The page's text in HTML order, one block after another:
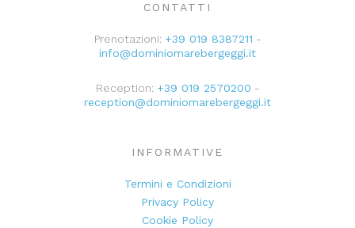
CONTATTI
Prenotazioni: +39 019 8387211 -
info@dominiomarebergeggi.it
Reception: +39 019 2570200 -
reception@dominiomarebergeggi.it
INFORMATIVE
Termini e Condizioni
Privacy Policy
Cookie Policy